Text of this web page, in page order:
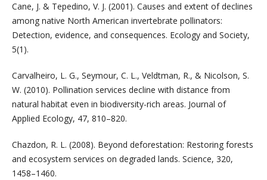
Cane, J. & Tepedino, V. J. (2001). Causes and extent of declines
among native North American invertebrate pollinators:
Detection, evidence, and consequences. Ecology and Society,
5(1).
Carvalheiro, L. G., Seymour, C. L., Veldtman, R., & Nicolson, S.
W. (2010). Pollination services decline with distance from
natural habitat even in biodiversity-rich areas. Journal of
Applied Ecology, 47, 810–820.
Chazdon, R. L. (2008). Beyond deforestation: Restoring forests
and ecosystem services on degraded lands. Science, 320,
1458–1460.